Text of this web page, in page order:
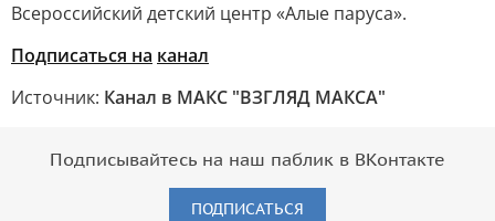
Всероссийский детский центр «Алые паруса».
Подписаться на канал
Источник: Канал в МАКС "ВЗГЛЯД МАКСА"
Подписывайтесь на наш паблик в ВКонтакте
ПОДПИСАТЬСЯ